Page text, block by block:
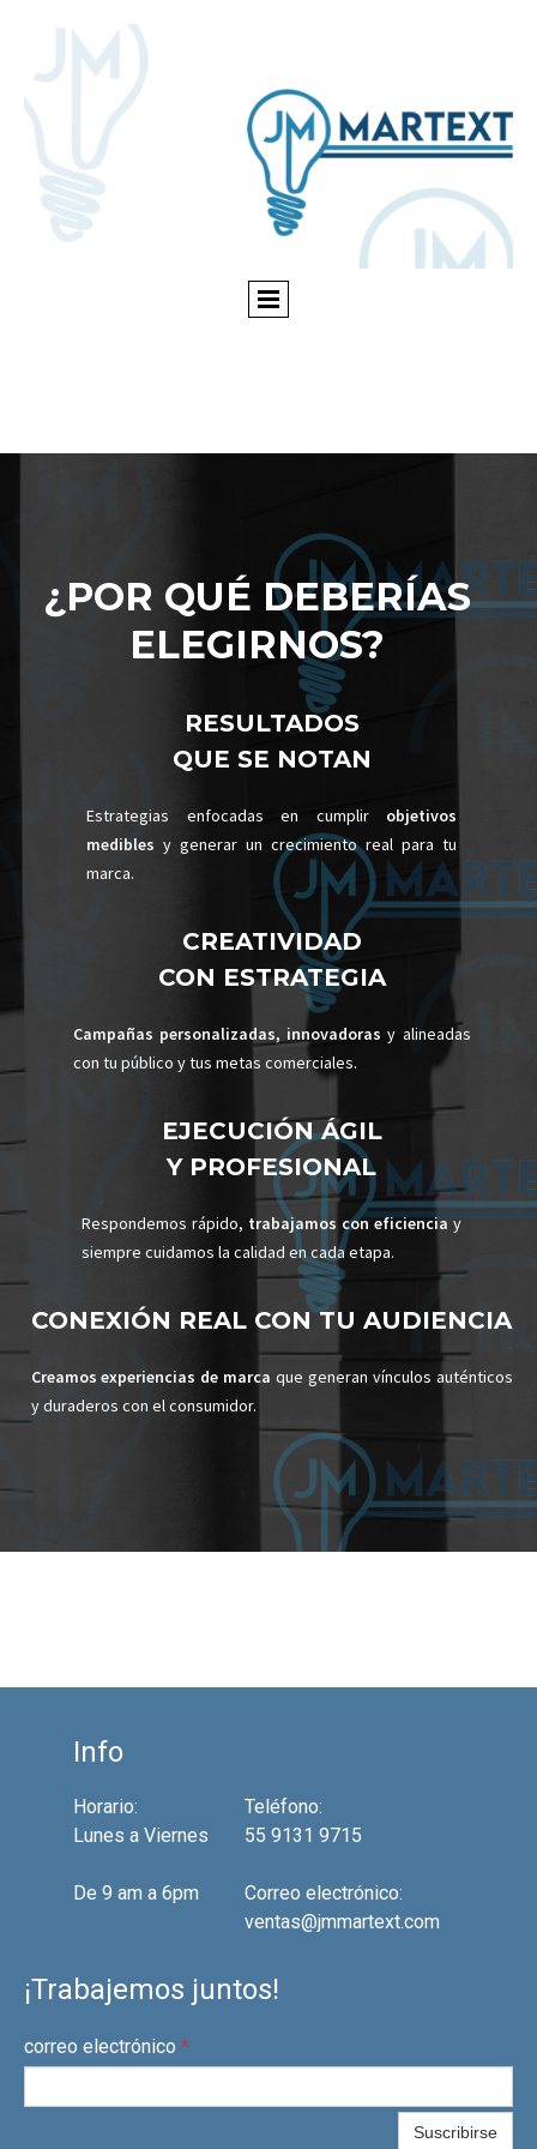
¿POR QUÉ DEBERÍAS
ELEGIRNOS?
RESULTADOS
QUE SE NOTAN
Estrategias enfocadas en cumplir objetivos
medibles y generar un crecimiento real para tu
marca.
CREATIVIDAD
CON ESTRATEGIA
Campañas personalizadas, innovadoras y alineadas
con tu público y tus metas comerciales.
EJECUCIÓN ÁGIL
Y PROFESIONAL
Respondemos rápido, trabajamos con eficiencia y
siempre cuidamos la calidad en cada etapa.
CONEXIÓN REAL CON TU AUDIENCIA
Creamos experiencias de marca que generan vínculos auténticos
y duraderos con el consumidor.
Info
Horario:
Lunes a Viernes
De 9 am a 6pm
Teléfono:
55 9131 9715
Correo electrónico:
ventas@jmmartext.com
¡Trabajemos juntos!
correo electrónico *
Suscribirse